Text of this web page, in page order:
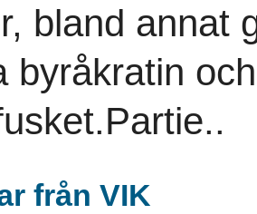
bland annat
byråkratin
från VIK